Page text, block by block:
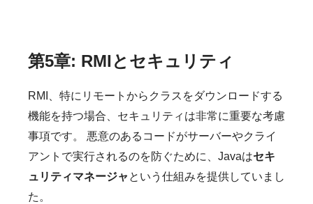
第5章: RMIとセキュリティ
RMI、特にリモートからクラスをダウンロードする
機能を持つ場合、セキュリティは非常に重要な考慮
事項です。 悪意のあるコードがサーバーやクライ
アントで実行されるのを防ぐために、Javaはセキ
ュリティマネージャ という仕組みを提供していまし
た。